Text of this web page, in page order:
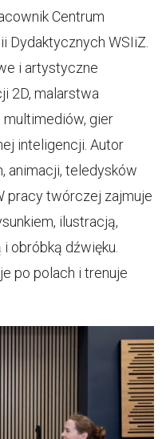
Centrum
Dydaktycznych WSIiZ.
i artystyczne
2D, malarstwa
multimediów, gier
inteligencji. Autor
animacji, teledysków
pracy twórczej zajmuje
ilustracją,
obróbką dźwięku.
po polach i trenuje